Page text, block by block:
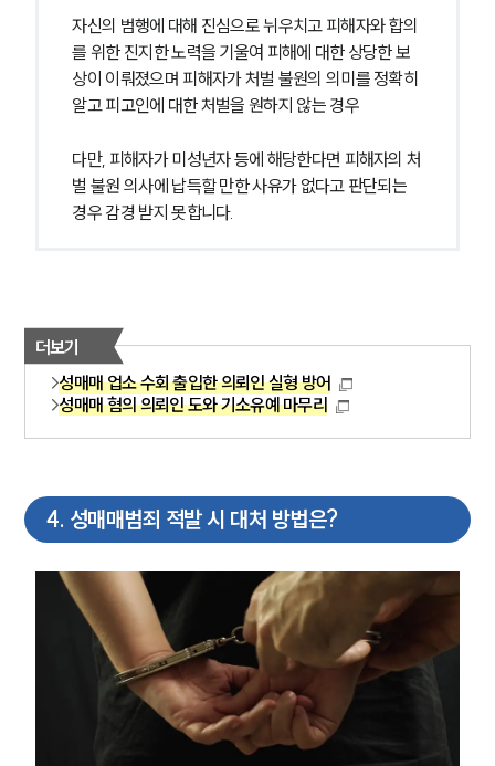
자신의 범행에 대해 진심으로 뉘우치고 피해자와 합의
를 위한 진지한 노력을 기울여 피해에 대한 상당한 보
상이 이뤄졌으며 피해자가 처벌 불원의 의미를 정확히
알고 피고인에 대한 처벌을 원하지 않는 경우
다만, 피해자가 미성년자 등에 해당한다면 피해자의 처
벌 불원 의사에 납득할 만한 사유가 없다고 판단되는
경우 감경 받지 못합니다.
더보기
성매매 업소 수회 출입한 의뢰인 실형 방어
성매매 혐의 의뢰인 도와 기소유예 마무리
4. 성매매범죄 적발 시 대처 방법은?